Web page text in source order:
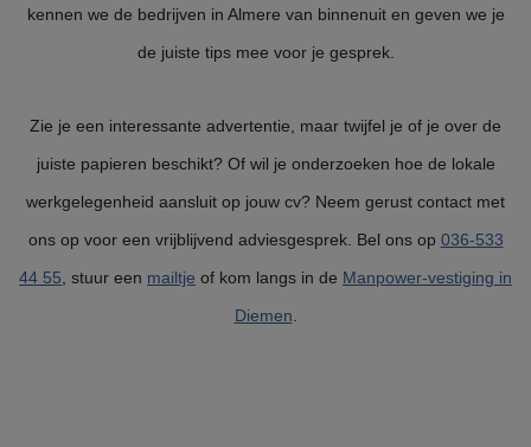
kennen we de bedrijven in Almere van binnenuit en geven we je
de juiste tips mee voor je gesprek.
Zie je een interessante advertentie, maar twijfel je of je over de
juiste papieren beschikt? Of wil je onderzoeken hoe de lokale
werkgelegenheid aansluit op jouw cv? Neem gerust contact met
ons op voor een vrijblijvend adviesgesprek. Bel ons op 036-533
44 55, stuur een mailtje of kom langs in de Manpower-vestiging in
Diemen.